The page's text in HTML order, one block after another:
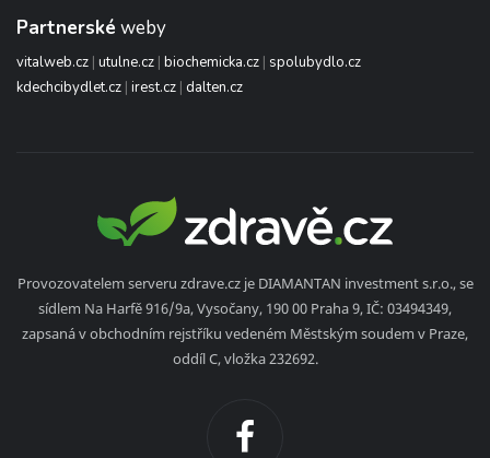
Partnerské weby
vitalweb.cz | utulne.cz | biochemicka.cz | spolubydlo.cz
kdechcibydlet.cz | irest.cz | dalten.cz
Provozovatelem serveru zdrave.cz je DIAMANTAN investment s.r.o., se
sídlem Na Harfě 916/9a, Vysočany, 190 00 Praha 9, IČ: 03494349,
zapsaná v obchodním rejstříku vedeném Městským soudem v Praze,
oddíl C, vložka 232692.